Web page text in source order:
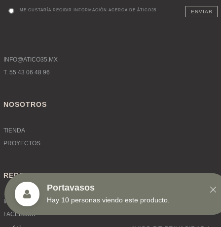
ME GUSTARÍA RECIBIR INFORMACIÓN ACERCA DE ÁTICO35 ENVIAR
INFO@ATICO35.MX
T. 55 43 06 48 96
NOSOTROS
TIENDA
PROYECTOS
REDES
INSTAGRAM
FACEBOOK